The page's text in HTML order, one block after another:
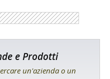
e Prodotti
un'azienda o un